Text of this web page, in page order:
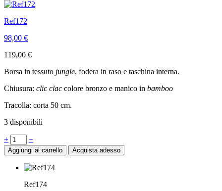
Ref172
98,00 €
119,00 €
Borsa in tessuto jungle, fodera in raso e taschina interna.
Chiusura: clic clac colore bronzo e manico in bamboo
Tracolla: corta 50 cm.
3 disponibili
Quantità
+ −
Aggiungi al carrello Acquista adesso
Ref174